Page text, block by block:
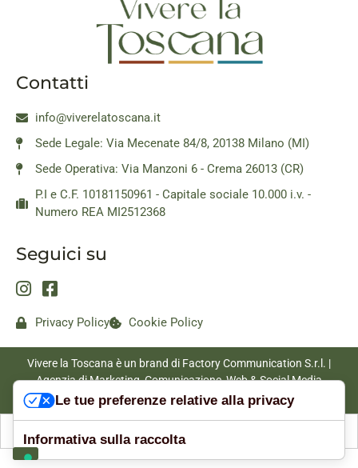
Contatti
info@viverelatoscana.it
Sede Legale: Via Mecenate 84/8, 20138 Milano (MI)
Sede Operativa: Via Manzoni 6 - Crema 26013 (CR)
P.I e C.F. 10181150961 - Capitale sociale 10.000 i.v. -
Numero REA MI2512368
Seguici su
Privacy Policy Cookie Policy
Vivere la Toscana è un brand di Factory Communication S.r.l. |
Agenzia di Marketing, Comunicazione, Web & Social Media
|www.factorycommunication.it
Le tue preferenze relative alla privacy
Informativa sulla raccolta